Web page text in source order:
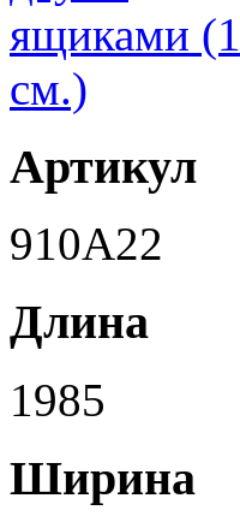
Артикул
910A22
Длина
1985
Ширина